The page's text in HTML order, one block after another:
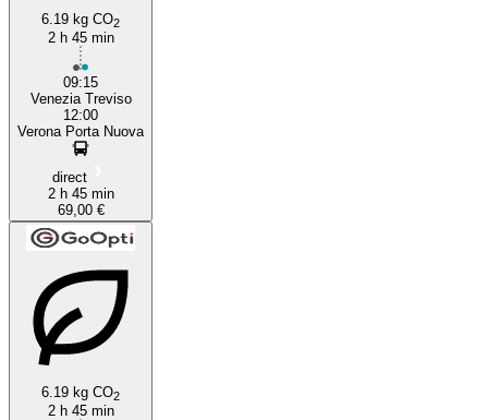
6.19 kg CO2
2 h 45 min
09:15
Venezia Treviso
12:00
Verona Porta Nuova
direct
2 h 45 min
69,00 €
6.19 kg CO2
2 h 45 min